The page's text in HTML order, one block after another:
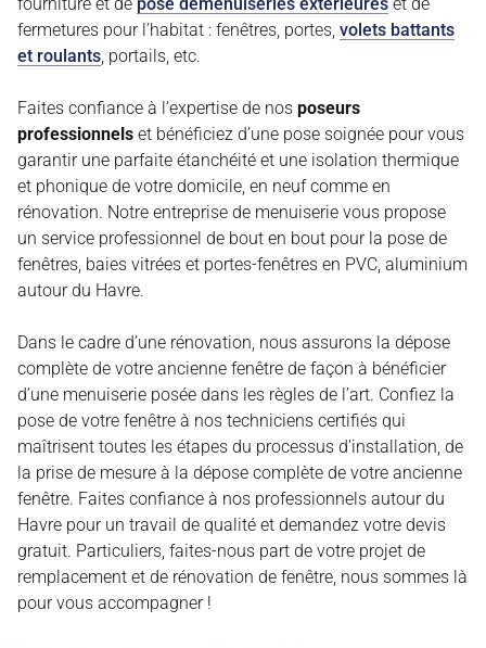
fourniture et de pose demenuiseries extérieures et de
fermetures pour l’habitat : fenêtres, portes, volets battants
et roulants, portails, etc.
Faites confiance à l’expertise de nos poseurs
professionnels et bénéficiez d’une pose soignée pour vous
garantir une parfaite étanchéité et une isolation thermique
et phonique de votre domicile, en neuf comme en
rénovation. Notre entreprise de menuiserie vous propose
un service professionnel de bout en bout pour la pose de
fenêtres, baies vitrées et portes-fenêtres en PVC, aluminium
autour du Havre.
Dans le cadre d’une rénovation, nous assurons la dépose
complète de votre ancienne fenêtre de façon à bénéficier
d’une menuiserie posée dans les règles de l’art. Confiez la
pose de votre fenêtre à nos techniciens certifiés qui
maîtrisent toutes les étapes du processus d’installation, de
la prise de mesure à la dépose complète de votre ancienne
fenêtre. Faites confiance à nos professionnels autour du
Havre pour un travail de qualité et demandez votre devis
gratuit. Particuliers, faites-nous part de votre projet de
remplacement et de rénovation de fenêtre, nous sommes là
pour vous accompagner !